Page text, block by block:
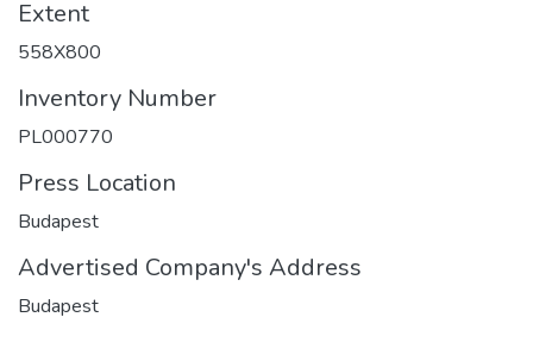
Extent
558X800
Inventory Number
PL000770
Press Location
Budapest
Advertised Company's Address
Budapest